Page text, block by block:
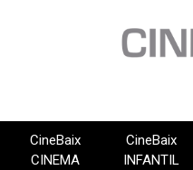
CineBaix
CINEMA
CineBaix
INFANTIL